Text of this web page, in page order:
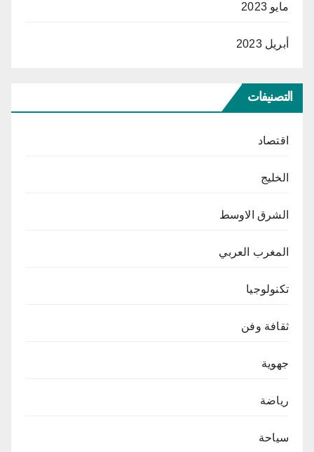
مايو 2023
أبريل 2023
التصنيفات
اقتصاد
الخليج
الشرق الاوسط
المغرب العربي
تكنولوجيا
ثقافة وفن
جهوية
رياضة
سياحة